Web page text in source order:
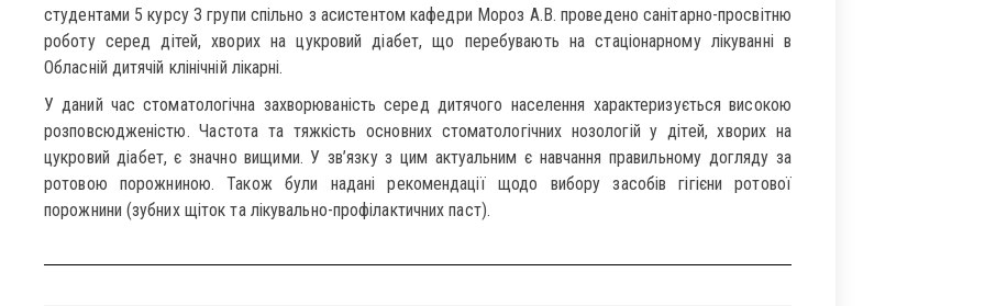
студентами 5 курсу 3 групи спільно з асистентом кафедри Мороз А.В. проведено санітарно-просвітню
роботу серед дітей, хворих на цукровий діабет, що перебувають на стаціонарному лікуванні в
Обласній дитячій клінічній лікарні.
У даний час стоматологічна захворюваність серед дитячого населення характеризується високою
розповсюдженістю. Частота та тяжкість основних стоматологічних нозологій у дітей, хворих на
цукровий діабет, є значно вищими. У зв’язку з цим актуальним є навчання правильному догляду за
ротовою порожниною. Також були надані рекомендації щодо вибору засобів гігієни ротової
порожнини (зубних щіток та лікувально-профілактичних паст).